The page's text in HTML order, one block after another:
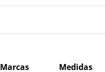
Marcas Medidas